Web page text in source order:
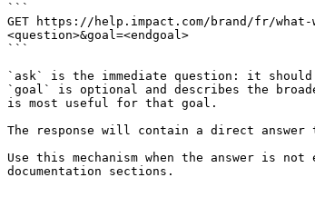
```
GET https://help.impact.com/brand/fr/
<question>&goal=<endgoal>
```
`ask` is the immediate question: it
`goal` is optional and describes the
is most useful for that goal.
The response will contain a direct answer
Use this mechanism when the answer